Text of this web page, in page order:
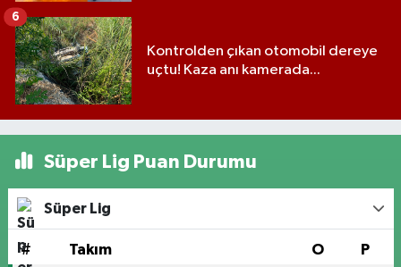
Kontrolden çıkan otomobil dereye
uçtu! Kaza anı kamerada...
6
Süper Lig Puan Durumu
Süper Lig
# Takım O P